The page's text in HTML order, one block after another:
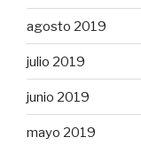
agosto 2019
julio 2019
junio 2019
mayo 2019